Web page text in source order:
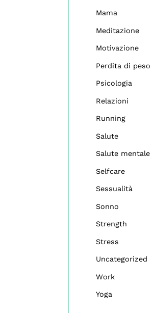
Mama
Meditazione
Motivazione
Perdita di peso
Psicologia
Relazioni
Running
Salute
Salute mentale
Selfcare
Sessualità
Sonno
Strength
Stress
Uncategorized
Work
Yoga